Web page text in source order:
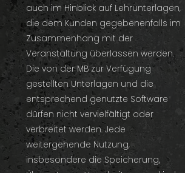
auch im Hinblick auf Lehrunterlagen,
die dem Kunden gegebenenfalls im
Zusammenhang mit der
Veranstaltung überlassen werden.
Die von der MB zur Verfügung
gestellten Unterlagen und die
entsprechend genutzte Software
dürfen nicht vervielfältigt oder
verbreitet werden. Jede
weitergehende Nutzung,
insbesondere die Speicherung,